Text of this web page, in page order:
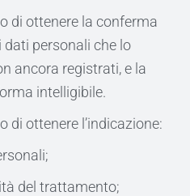
di ottenere la conferma
dati personali che lo
ancora registrati, e la
intelligibile.
di ottenere l’indicazione:
del trattamento;